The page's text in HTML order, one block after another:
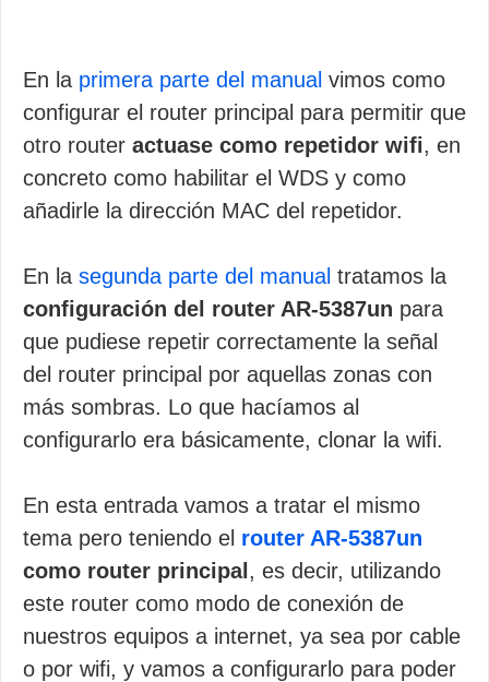
En la primera parte del manual vimos como
configurar el router principal para permitir que
otro router actuase como repetidor wifi, en
concreto como habilitar el WDS y como
añadirle la dirección MAC del repetidor.
En la segunda parte del manual tratamos la
configuración del router AR-5387un para
que pudiese repetir correctamente la señal
del router principal por aquellas zonas con
más sombras. Lo que hacíamos al
configurarlo era básicamente, clonar la wifi.
En esta entrada vamos a tratar el mismo
tema pero teniendo el router AR-5387un
como router principal , es decir, utilizando
este router como modo de conexión de
nuestros equipos a internet, ya sea por cable
o por wifi, y vamos a configurarlo para poder